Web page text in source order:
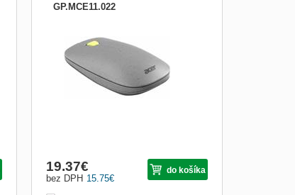
GP.MCE11.022
bezdrátová až na vzdálenost deseti metrů
a pyšní se ergonomickým provedením pro
maximálně pohodlné použití, ať už jste
levák nebo pravák • 1 200 D
15.75€
bez DPH
19.37€ do košíka